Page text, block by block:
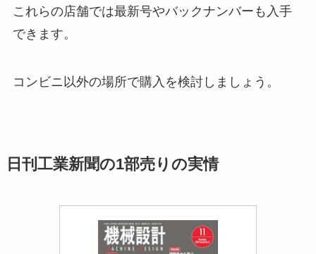
これらの店舗では最新号やバックナンバーも入手
できます。
コンビニ以外の場所で購入を検討しましょう。
日刊工業新聞の1部売りの実情